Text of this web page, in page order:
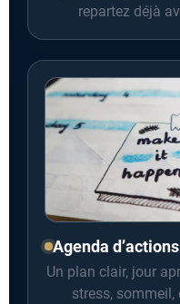
repartez déjà
Agenda
Un plan clair, jour
stress,